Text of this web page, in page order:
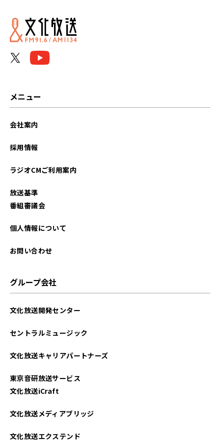
2026年04月
2025年07月
2025年04月
2024年11月
2024年10月
メニュー
会社案内
採用情報
ラジオCMご利用案内
放送基準
番組審議会
個人情報について
お問い合わせ
グループ会社
文化放送開発センター
セントラルミュージック
文化放送キャリアパートナーズ
東京音研放送サービス
文化放送iCraft
文化放送メディアブリッジ
文化放送エクステンド